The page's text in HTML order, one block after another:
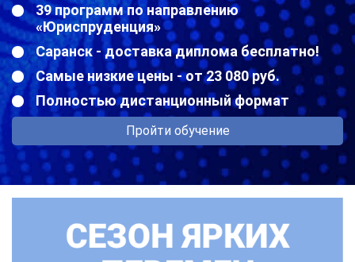
39 программ по направлению
«Юриспруденция»
Саранск - доставка диплома бесплатно!
Самые низкие цены - от 23 080 руб.
Полностью дистанционный формат
Пройти обучение